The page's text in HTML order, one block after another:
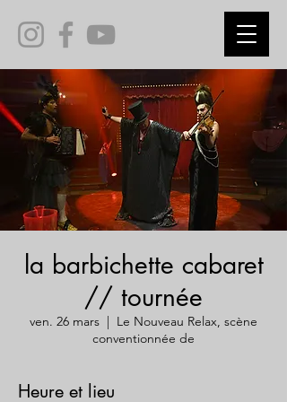
la barbichette cabaret
// tournée
ven. 26 mars
  |
Le Nouveau Relax, scène
conventionnée de
Heure et lieu